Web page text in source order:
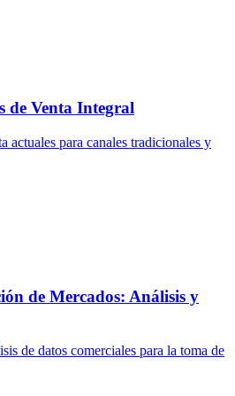
de Venta Integral
actuales para canales tradicionales y
de Mercados: Análisis y
de datos comerciales para la toma de